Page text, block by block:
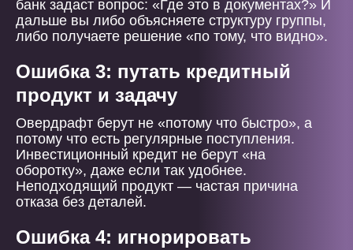
банк задаст вопрос: «Где это в документах?» И
дальше вы либо объясняете структуру группы,
либо получаете решение «по тому, что видно».
Ошибка 3: путать кредитный
продукт и задачу
Овердрафт берут не «потому что быстро», а
потому что есть регулярные поступления.
Инвестиционный кредит не берут «на
оборотку», даже если так удобнее.
Неподходящий продукт — частая причина
отказа без деталей.
Ошибка 4: игнорировать